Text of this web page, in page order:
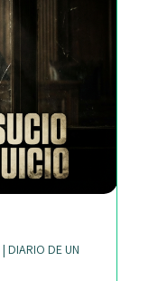
| DIARIO DE UN